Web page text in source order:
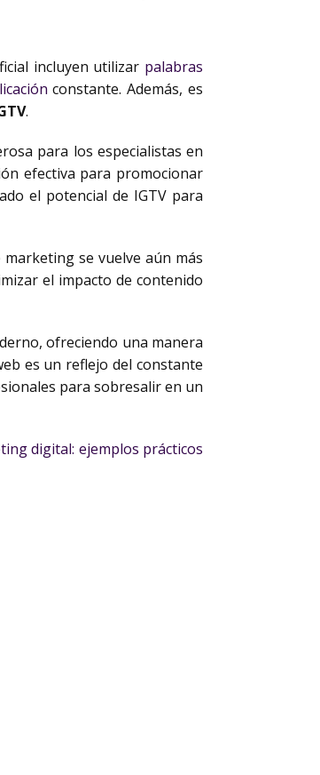
incluyen utilizar palabras
constante. Además, es
.
para los especialistas en
efectiva para promocionar
el potencial de IGTV para
se vuelve aún más
el impacto de contenido
ofreciendo una manera
es un reflejo del constante
para sobresalir en un
digital: ejemplos prácticos